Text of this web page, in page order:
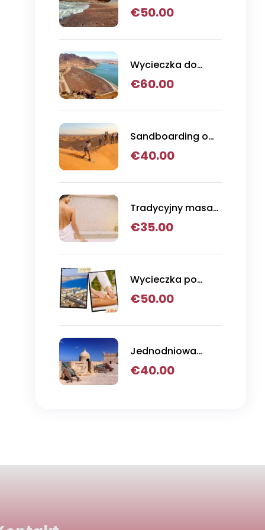
jednodniowa do
€50.00
Wycieczka do
Parku Narodowego
€60.00
Sandboarding o
zachodzie słońca,
wielbłądzie i
Agadirze
€40.00
Tradycyjny masaż
hammamowy
€35.00
Wycieczka po
mieście i masaż w
€50.00
Jednodniowa
wycieczka z
€40.00